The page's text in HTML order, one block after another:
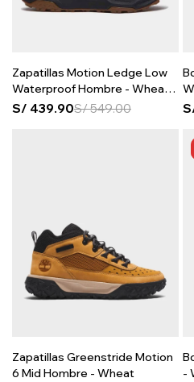
Zapatillas Motion Ledge Low
Waterproof Hombre - Wheat
Suede
S/ 439.90S/549.00
Zapatillas Greenstride Motion
6 Mid Hombre - Wheat
-